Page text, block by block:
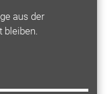
aus der
bleiben.
passt also
in einer
bleiben
forderte die
die